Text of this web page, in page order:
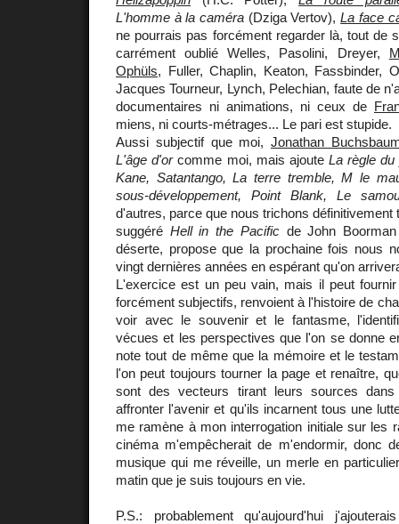
L'homme à la caméra (Dziga Vertov),La face
ne pourrais pas forcément regarder là, tout de
carrément oublié Welles, Pasolini, Dreyer,
Ophüls, Fuller, Chaplin, Keaton, Fassbinder,
Jacques Tourneur, Lynch, Pelechian, faute de
documentaires ni animations, ni ceux de
miens, ni courts-métrages... Le pari est stupide.
Aussi subjectif que moi, Jonathan
L'âge d'orcomme moi, mais ajouteLa règle
Kane, Satantango, La terre tremble, M le
sous-développement, Point Blank, Le
d'autres, parce que nous trichons définitivement
suggéré Hell in the Pacificde John
déserte, propose que la prochaine fois nous
vingt dernières années en espérant qu'on
L'exercice est un peu vain, mais il peut
forcément subjectifs, renvoient à l'histoire de
voir avec le souvenir et le fantasme,
vécues et les perspectives que l'on se donne
note tout de même que la mémoire et le
l'on peut toujours tourner la page et renaître,
sont des vecteurs tirant leurs sources
affronter l'avenir et qu'ils incarnent tous une
me ramène à mon interrogation initiale sur les
cinéma m'empêcherait de m'endormir, donc
musique qui me réveille, un merle en
matin que je suis toujours en vie.
P.S.: probablement qu'aujourd'hui